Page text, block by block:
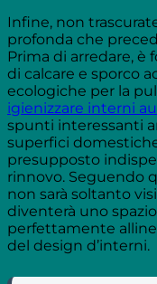
Infine, non
profonda che
Prima di arredare,
di calcare e sporco
ecologiche per la
igienizzare interni
spunti interessanti
superfici
presupposto
rinnovo. Seguendo
non sarà soltanto
diventerà uno
perfettamente
del design d’interni.